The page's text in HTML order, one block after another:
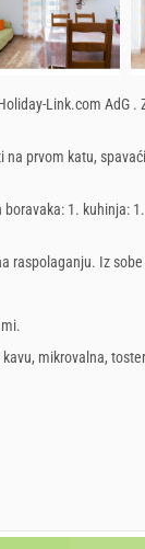
Link.com AdG .
prvom katu,
1. kuhinja:
raspolaganju. Iz
.
, mikrovalna, toster